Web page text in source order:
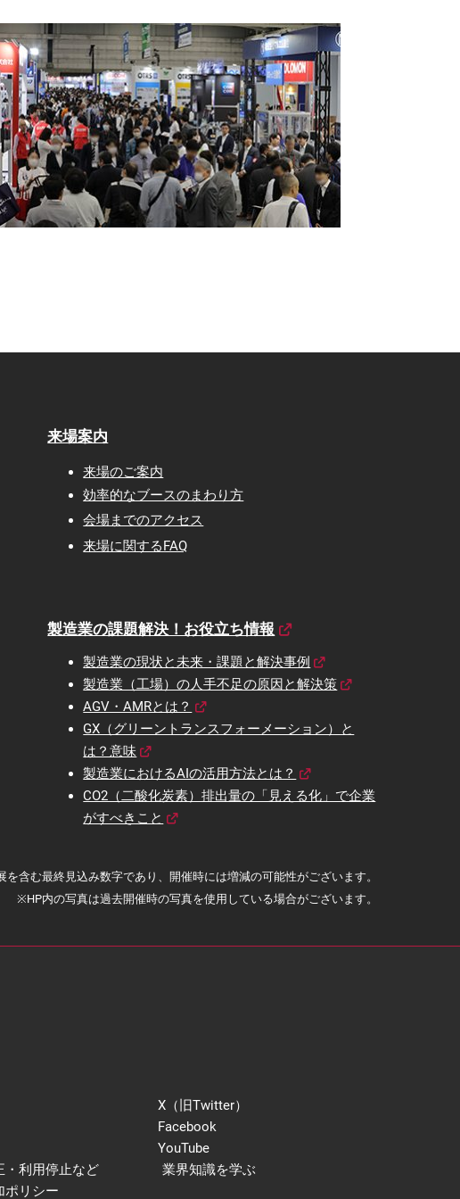
来場案内
来場のご案内
効率的なブースのまわり方
会場までのアクセス
来場に関するFAQ
製造業の課題解決！お役立ち情報
製造業の現状と未来・課題と解決事例
製造業（工場）の人手不足の原因と解決策
AGV・AMRとは？
GX（グリーントランスフォーメーション）と
は？意味
製造業におけるAIの活用方法とは？
CO2（二酸化炭素）排出量の「見える化」で企業
がすべきこと
含む最終見込み数字であり、開催時には増減の可能性がございます。
※HP内の写真は過去開催時の写真を使用している場合がございます。
・利用停止など
ポリシー
X（旧Twitter）
Facebook
YouTube
業界知識を学ぶ